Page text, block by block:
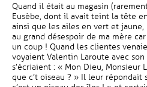
Quand il était au magasin
Eusèbe, dont il avait teint la tête
ainsi que les ailes en vert et
au grand désespoir de ma mère
un coup ! Quand les clientes
voyaient Valentin Laroute avec
s’écriaient : « Mon Dieu, Monsieur
que c’t oiseau ? » Il leur répondait